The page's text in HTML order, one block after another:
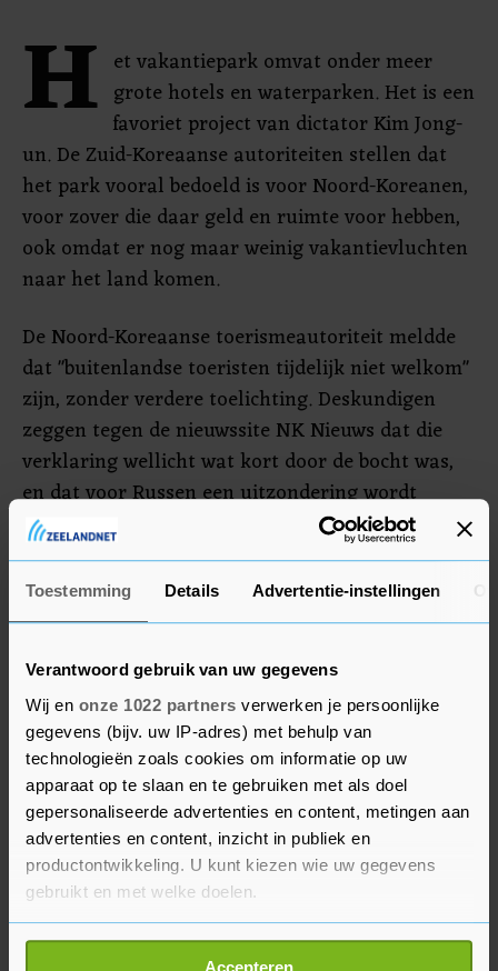
Toestemming Details Advertentie-instellingen
Verantwoord gebruik van uw gegevens
Wij en onze 1022 partners verwerken je persoonlijke
gegevens (bijv. uw IP-adres) met behulp van
technologieën zoals cookies om informatie op uw
apparaat op te slaan en te gebruiken met als doel
gepersonaliseerde advertenties en content, metingen aan
advertenties en content, inzicht in publiek en
productontwikkeling. U kunt kiezen wie uw gegevens
gebruikt en met welke doelen.
Als u het toestaat, willen we ook graag:
H et vakantiepark omvat onder meer
grote hotels en waterparken. Het is een
favoriet project van dictator Kim Jong-
un. De Zuid-Koreaanse autoriteiten stellen dat
het park vooral bedoeld is voor Noord-Koreanen,
voor zover die daar geld en ruimte voor hebben,
ook omdat er nog maar weinig vakantievluchten
naar het land komen.
De Noord-Koreaanse toerismeautoriteit meldde
dat "buitenlandse toeristen tijdelijk niet welkom"
zijn, zonder verdere toelichting. Deskundigen
zeggen tegen de nieuwssite NK Nieuws dat die
verklaring wellicht wat kort door de bocht was,
en dat voor Russen een uitzondering wordt
gemaakt. Ook de Russische regering stelde
volgens staatspersbureau TASS dat Russen
welkom blijven.